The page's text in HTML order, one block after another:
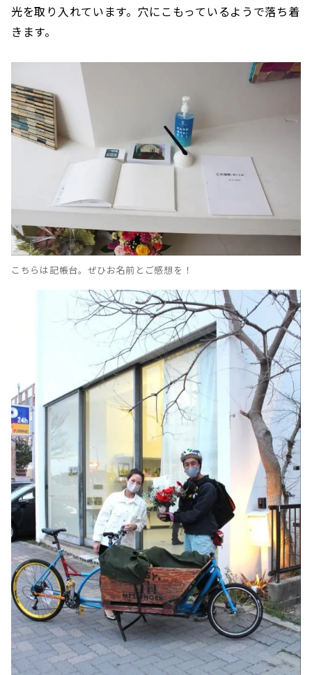
光を取り入れています。穴にこもっているようで落ち着
きます。
こちらは記帳台。ぜひお名前とご感想を！